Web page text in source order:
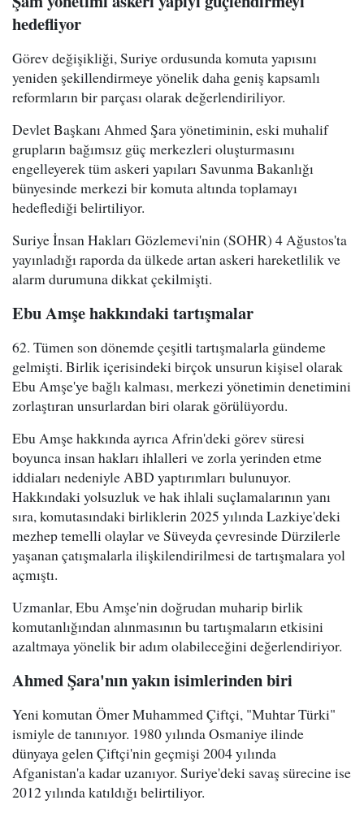
hedefliyor
Görev değişikliği, Suriye ordusunda komuta yapısını
yeniden şekillendirmeye yönelik daha geniş kapsamlı
reformların bir parçası olarak değerlendiriliyor.
Devlet Başkanı Ahmed Şara yönetiminin, eski muhalif
grupların bağımsız güç merkezleri oluşturmasını
engelleyerek tüm askeri yapıları Savunma Bakanlığı
bünyesinde merkezi bir komuta altında toplamayı
hedeflediği belirtiliyor.
Suriye İnsan Hakları Gözlemevi'nin (SOHR) 4 Ağustos'ta
yayınladığı raporda da ülkede artan askeri hareketlilik ve
alarm durumuna dikkat çekilmişti.
Ebu Amşe hakkındaki tartışmalar
62. Tümen son dönemde çeşitli tartışmalarla gündeme
gelmişti. Birlik içerisindeki birçok unsurun kişisel olarak
Ebu Amşe'ye bağlı kalması, merkezi yönetimin denetimini
zorlaştıran unsurlardan biri olarak görülüyordu.
Ebu Amşe hakkında ayrıca Afrin'deki görev süresi
boyunca insan hakları ihlalleri ve zorla yerinden etme
iddiaları nedeniyle ABD yaptırımları bulunuyor.
Hakkındaki yolsuzluk ve hak ihlali suçlamalarının yanı
sıra, komutasındaki birliklerin 2025 yılında Lazkiye'deki
mezhep temelli olaylar ve Süveyda çevresinde Dürzilerle
yaşanan çatışmalarla ilişkilendirilmesi de tartışmalara yol
açmıştı.
Uzmanlar, Ebu Amşe'nin doğrudan muharip birlik
komutanlığından alınmasının bu tartışmaların etkisini
azaltmaya yönelik bir adım olabileceğini değerlendiriyor.
Ahmed Şara'nın yakın isimlerinden biri
Yeni komutan Ömer Muhammed Çiftçi, "Muhtar Türki"
ismiyle de tanınıyor. 1980 yılında Osmaniye ilinde
dünyaya gelen Çiftçi'nin geçmişi 2004 yılında
Afganistan'a kadar uzanıyor. Suriye'deki savaş sürecine ise
2012 yılında katıldığı belirtiliyor.